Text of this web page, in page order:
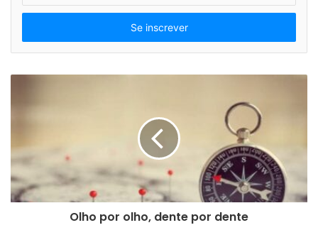
s
r
o
n
e
r
Olho por olho, dente por dente